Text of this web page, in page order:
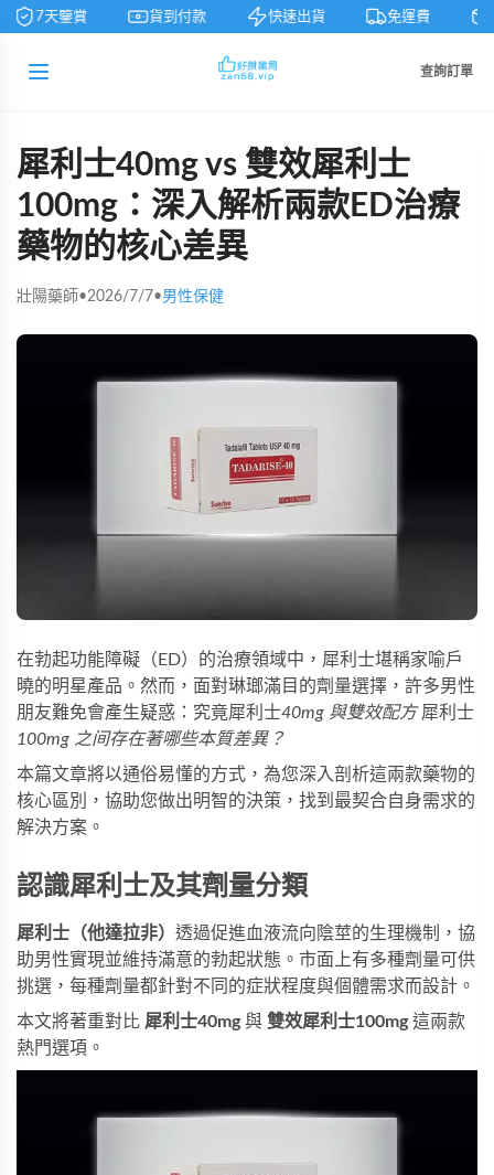
7天鑒賞 貨到付款 快速出貨 免運費
查詢訂單
犀利士40mg vs 雙效犀利士
100mg：深入解析兩款ED治療
藥物的核心差異
壯陽藥師•2026/7/7•男性保健
在勃起功能障礙（ED）的治療領域中，犀利士堪稱家喻戶
曉的明星產品。然而，面對琳瑯滿目的劑量選擇，許多男性
朋友難免會產生疑惑：究竟犀利士40mg 與雙效配方犀利士
100mg 之间存在著哪些本質差異？
本篇文章將以通俗易懂的方式，為您深入剖析這兩款藥物的
核心區別，協助您做出明智的決策，找到最契合自身需求的
解決方案。
認識犀利士及其劑量分類
犀利士（他達拉非） 透過促進血液流向陰莖的生理機制，協
助男性實現並維持滿意的勃起狀態。市面上有多種劑量可供
挑選，每種劑量都針對不同的症狀程度與個體需求而設計。
本文將著重對比 犀利士40mg與 雙效犀利士100mg這兩款
熱門選項。